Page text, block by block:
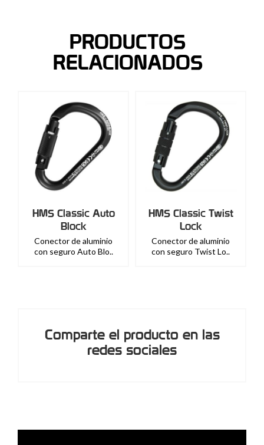
PRODUCTOS
RELACIONADOS
HMS Classic Auto
Block
Conector de aluminio
con seguro Auto Blo..
HMS Classic Twist
Lock
Conector de aluminio
con seguro Twist Lo..
Comparte el producto en las
redes sociales